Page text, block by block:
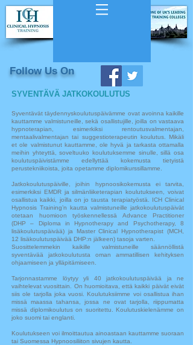
Follow Us On
SYVENTÄVÄ JATKOKOULUTUS
Syventävät täydennyskoulutuspäivämme ovat avoinna kaikille
kauttamme valmistuneille, sekä osallistujille, joilla on vastaava
hypnoterapian, esimerkiksi rentoutusvalmentajan,
mentaalivalmentajan tai suggestioterapeutin koulutus. Mikäli
et ole valmistunut kauttamme, ole hyvä ja tarkasta ottamalla
meihin yhteyttä, soveltuuko koulutuksemme sinulle, sillä osa
koulutuspäivistämme edellyttää kokemusta tietyistä
perustekniikoista, joita opetamme diplomikurssillamme.
Jatkokoulutuspäiville, joihin hypnoosikokemusta ei tarvita,
esimerkiksi EMDR ja silmänliiketerapian koulutukseen, voivat
osallistua kaikki, joilla on jo tausta terapiatyöstä. ICH Clinical
Hypnosis Training’n kautta valmistuneille jatkokoulutuspäivät
otetaan huomioon työskennellessä Advance Practitioner
(DHP – Diploma in Hypnotherapy and Psychotherapy, 8
lisäkoulutuspäivää) ja Master Clinical Hypnotherapist (MCH,
12 lisäkoulutuspäivää DHP:n jälkeen) tasoja varten.
Suosittelemmekin kaikille valmistuneille säännöllistä
syventävää jatkokoulutusta oman ammatillisen kehityksen
ohjaamiseen ja ylläpitämiseen.
Tarjonnastamme löytyy yli 40 jatkokoulutuspäivää ja ne
vaihtelevat vuosittain. On huomioitava, että kaikki päivät eivät
siis ole tarjolla joka vuosi. Koulutuksiimme voi osallistua ihan
missä maassa tahansa, jossa ne ovat tarjolla, riippumatta
missä diplomikoulutus on suoritettu. Koulutuskielenämme on
joko suomi tai englanti.
Koulutukseen voi ilmoittautua ainoastaan kauttamme suoraan
tai Suomessa Hypnoosiliiton sivujen kautta.